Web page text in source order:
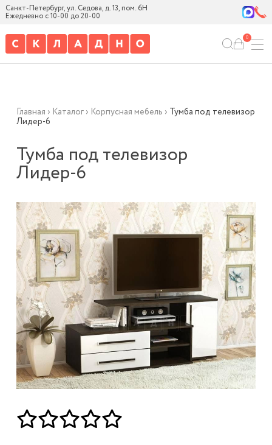
Санкт-Петербург, ул. Седова, д. 13, пом. 6Н
Ежедневно с 10-00 до 20-00
0
Главная › Каталог› Корпусная мебель › Тумба под телевизор
Лидер-6
Тумба под телевизор
Лидер-6